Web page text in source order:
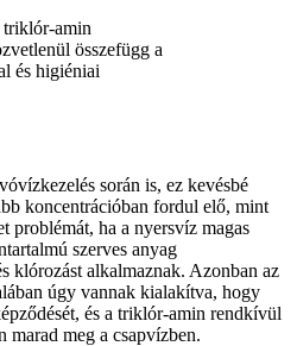
triklór-amin
összefügg a
és higiéniai
során is, ez kevésbé
koncentrációban fordul elő, mint
problémát, ha a nyersvíz magas
szerves anyag
klórozást alkalmaznak. Azonban az
úgy vannak kialakítva, hogy
és a triklór-amin rendkívül
marad meg a csapvízben.